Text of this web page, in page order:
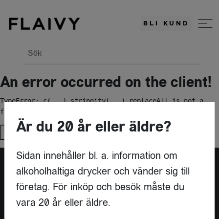
BLI KUND
Sök
An error occurred on the client!
TypeError: c(...).stringify(...).replaceAll is not a
function
Try again
Är du leverantör?
Är du 20 år eller äldre?
Sidan innehåller bl. a. information om
alkoholhaltiga drycker och vänder sig till
företag. För inköp och besök måste du
vara 20 år eller äldre.